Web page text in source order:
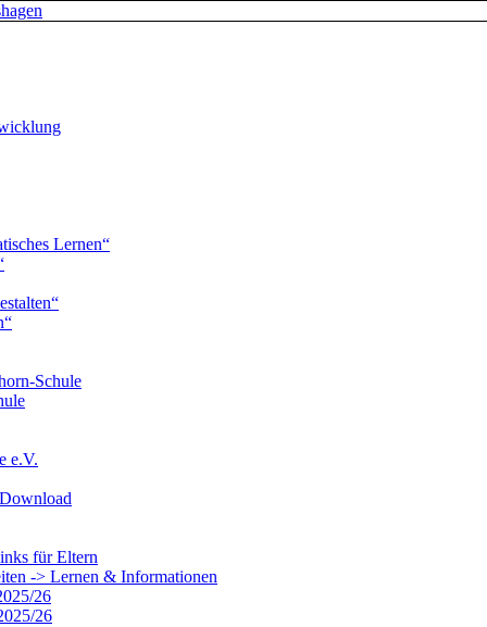
Lernen“
Schule
e.V.
für Eltern
-> Lernen & Informationen
26
26